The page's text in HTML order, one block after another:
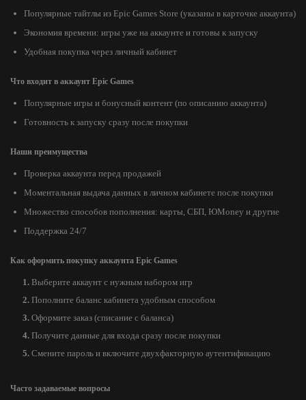
Популярные тайтлы из Epic Games Store (указаны в карточке аккаунта)
Экономия времени: игры уже на аккаунте и готовы к запуску
Удобная покупка через личный кабинет
Что входит в аккаунт Epic Games
Популярные игры и бонусный контент (по описанию аккаунта)
Готовность к запуску сразу после покупки
Наши преимущества
Проверка аккаунта перед продажей
Моментальная выдача данных в личном кабинете после покупки
Множество способов пополнения: карты, СБП, ЮMoney и другие
Поддержка 24/7
Как оформить покупку аккаунта Epic Games
Выберите аккаунт с нужным набором игр
Пополните баланс кабинета удобным способом
Оформите заказ (списание с баланса)
Получите данные для входа сразу после покупки
Смените пароль и включите двухфакторную аутентификацию
Часто задаваемые вопросы